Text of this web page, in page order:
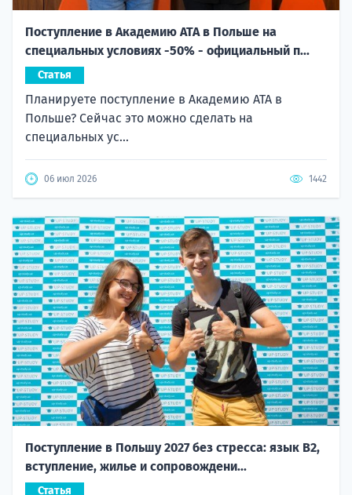
Поступление в Академию ATA в Польше на
специальных условиях -50% - официальный п...
Статья
Планируете поступление в Академию ATA в
Польше? Сейчас это можно сделать на
специальных ус...
06 июл 2026 1442
Поступление в Польшу 2027 без стресса: язык B2,
вступление, жилье и сопровождени...
Статья